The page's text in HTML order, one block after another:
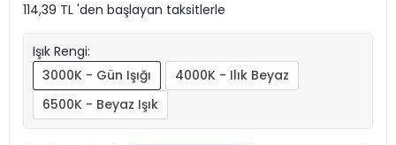
114,39 TL 'den başlayan taksitlerle
Işık Rengi:
3000K - Gün Işığı
4000K - Ilık Beyaz
6500K - Beyaz Işık